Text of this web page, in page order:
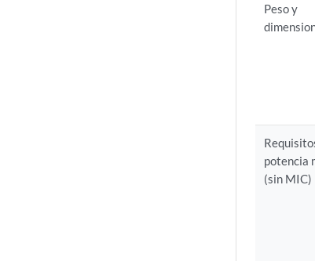
Peso y
potencia
(sin MIC)